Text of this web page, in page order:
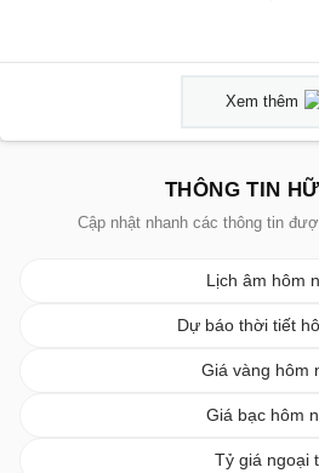
Xem thêm
THÔNG TIN
Cập nhật nhanh các thông tin
Lịch âm hôm
Dự báo thời tiết
Giá vàng hôm
Giá bạc hôm
Tỷ giá ngoại